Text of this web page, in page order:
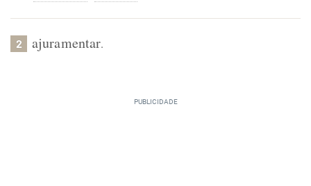
2 ajuramentar.